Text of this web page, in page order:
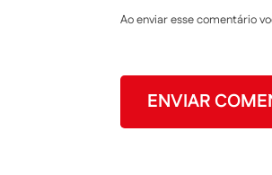
Ao enviar esse comentário